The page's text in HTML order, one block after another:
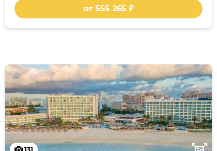
от 555 265 ₽